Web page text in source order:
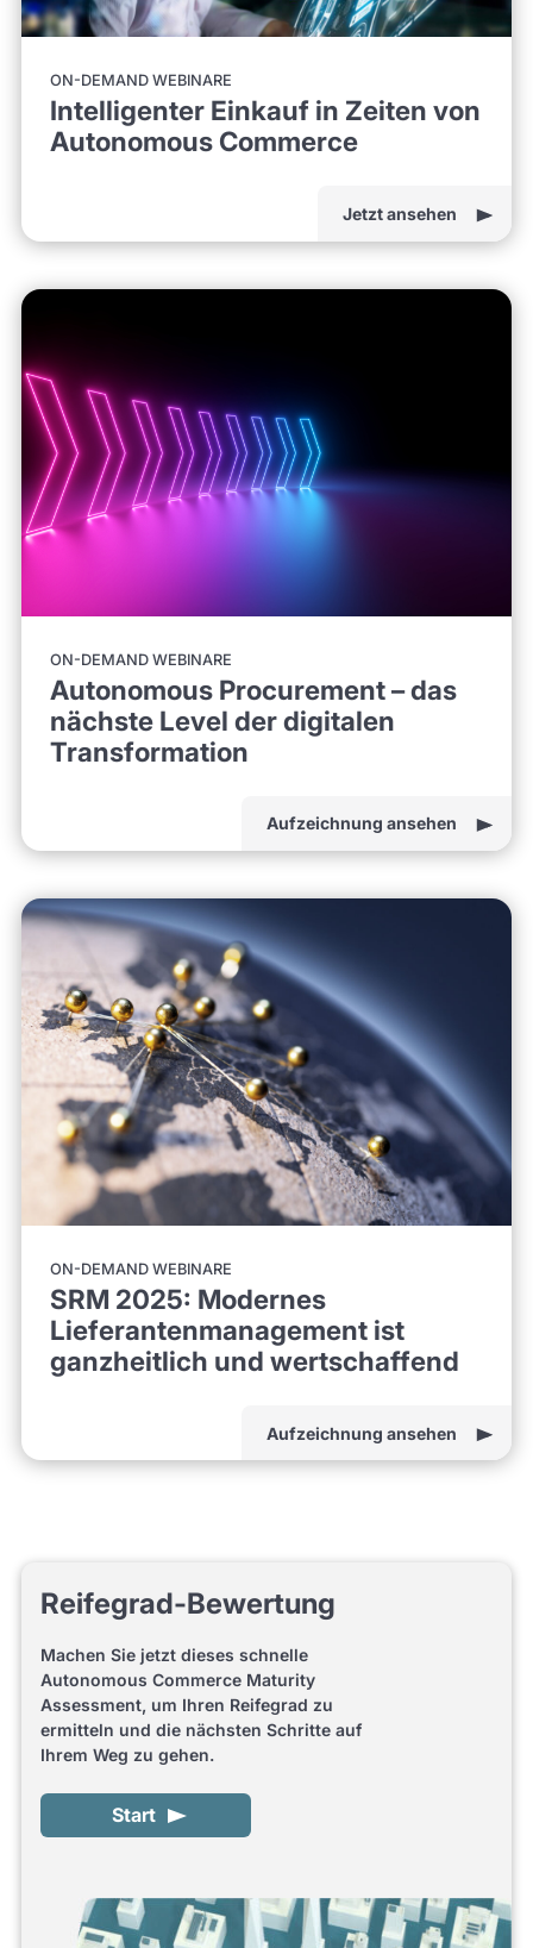
ON-DEMAND WEBINARE
Intelligenter Einkauf in Zeiten von
Autonomous Commerce
Jetzt ansehen
ON-DEMAND WEBINARE
Autonomous Procurement – das
nächste Level der digitalen
Transformation
Aufzeichnung ansehen
ON-DEMAND WEBINARE
SRM 2025: Modernes
Lieferantenmanagement ist
ganzheitlich und wertschaffend
Aufzeichnung ansehen
Reifegrad-Bewertung
Machen Sie jetzt dieses schnelle
Autonomous Commerce Maturity
Assessment, um Ihren Reifegrad zu
ermitteln und die nächsten Schritte auf
Ihrem Weg zu gehen.
Start